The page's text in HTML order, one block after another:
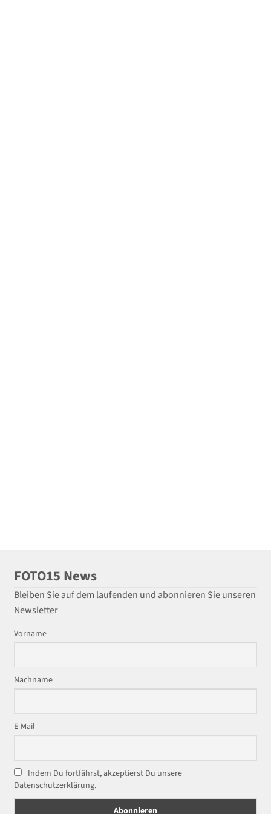
FOTO15 News
Bleiben Sie auf dem laufenden und abonnieren Sie unseren
Newsletter
Vorname
Nachname
E-Mail
Indem Du fortfährst, akzeptierst Du unsere
Datenschutzerklärung.